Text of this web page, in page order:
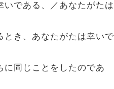
である、／あなたがたは
き、あなたがたは幸いで
同じことをしたのであ